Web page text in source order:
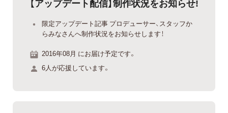
限定アップデート記事 プロデューサー、スタッフか
らみなさんへ制作状況をお知らせします！
2016年08月 にお届け予定です。
6人が応援しています。